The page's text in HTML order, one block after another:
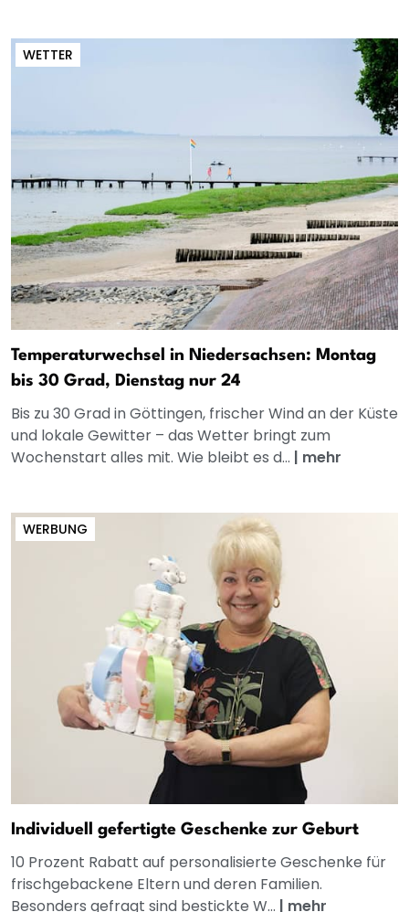
WETTER
Temperaturwechsel in Niedersachsen: Montag
bis 30 Grad, Dienstag nur 24
Bis zu 30 Grad in Göttingen, frischer Wind an der Küste
und lokale Gewitter – das Wetter bringt zum
Wochenstart alles mit. Wie bleibt es d... | mehr
WERBUNG
Individuell gefertigte Geschenke zur Geburt
10 Prozent Rabatt auf personalisierte Geschenke für
frischgebackene Eltern und deren Familien.
Besonders gefragt sind bestickte W... | mehr